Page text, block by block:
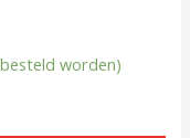
worden)